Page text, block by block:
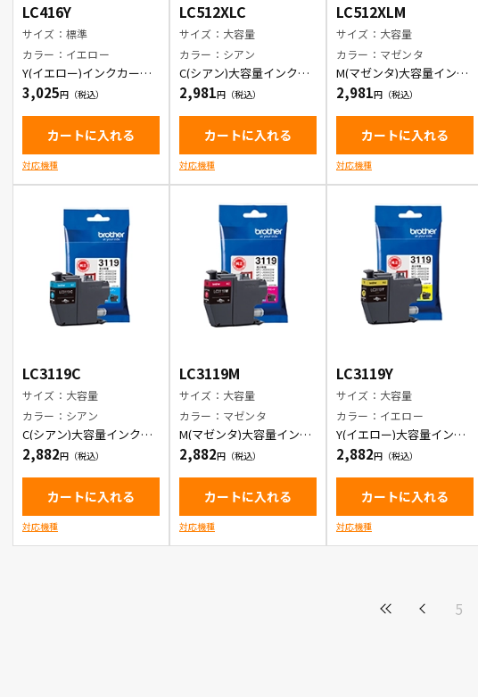
LC416Y
サイズ：標準
カラー：イエロー
Y(イエロー)インクカート
リッジ
3,025
カートに入れる
対応機種
LC512XLC
サイズ：大容量
カラー：シアン
C(シアン)大容量インクカ
ートリッジ
2,981
カートに入れる
対応機種
LC512XLM
サイズ：大容量
カラー：マゼンタ
M(マゼンタ)大容量インク
カートリッジ
2,981
カートに入れる
対応機種
LC3119C
サイズ：大容量
カラー：シアン
C(シアン)大容量インクカ
ートリッジ
2,882
カートに入れる
対応機種
LC3119M
サイズ：大容量
カラー：マゼンタ
M(マゼンタ)大容量インク
カートリッジ
2,882
カートに入れる
対応機種
LC3119Y
サイズ：大容量
カラー：イエロー
Y(イエロー)大容量インク
カートリッジ
2,882
カートに入れる
対応機種
5